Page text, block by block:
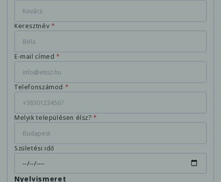
Keresztnév *
E-mail címed *
Telefonszámod *
Melyik településen élsz? *
Születési idő
Nyelvismeret